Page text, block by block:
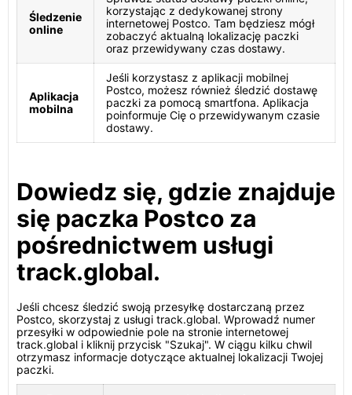
Śledzenie
online
korzystając z dedykowanej strony
internetowej Postco. Tam będziesz mógł
zobaczyć aktualną lokalizację paczki
oraz przewidywany czas dostawy.
Aplikacja
mobilna
Jeśli korzystasz z aplikacji mobilnej
Postco, możesz również śledzić dostawę
paczki za pomocą smartfona. Aplikacja
poinformuje Cię o przewidywanym czasie
dostawy.
Dowiedz się, gdzie znajduje
się paczka Postco za
pośrednictwem usługi
track.global.
Jeśli chcesz śledzić swoją przesyłkę dostarczaną przez
Postco, skorzystaj z usługi track.global. Wprowadź numer
przesyłki w odpowiednie pole na stronie internetowej
track.global i kliknij przycisk "Szukaj". W ciągu kilku chwil
otrzymasz informacje dotyczące aktualnej lokalizacji Twojej
paczki.